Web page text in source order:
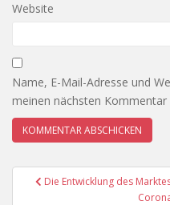
Website
Name, E-Mail-Adresse und
meinen nächsten Kommentar
Die Entwicklung des